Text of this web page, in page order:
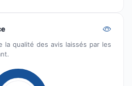
la qualité des avis laissés par les